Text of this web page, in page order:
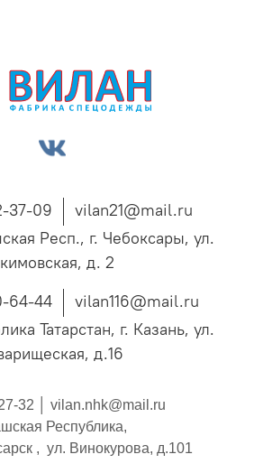
37-09
vilan21@mail.ru
Респ., г. Чебоксары, ул.
д. 2
64-44
vilan116@mail.ru
Татарстан, г. Казань, ул.
д.16
32 │ vilan.nhk@mail.ru
Республика,
, ул. Винокурова, д.101